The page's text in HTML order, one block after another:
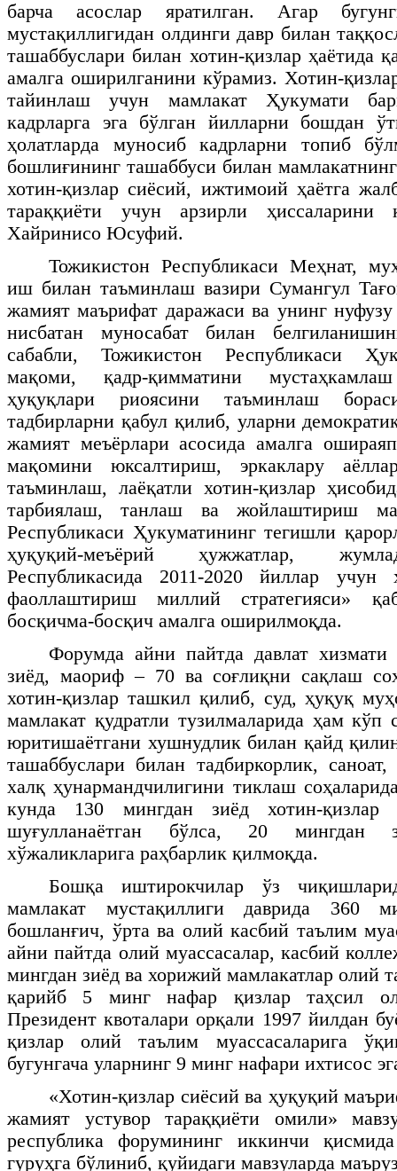
барча асослар яратилган. Агар
мустақиллигидан олдинги давр билан
ташаббуслари билан хотин-қизлар ҳаётида
амалга оширилганини кўрамиз. Хотин-
тайинлаш учун мамлакат Ҳукумати
кадрларга эга бўлган йилларни бошдан
ҳолатларда муносиб кадрларни топиб
бошлиғининг ташаббуси билан
хотин-қизлар сиёсий, ижтимоий ҳаётга
тараққиёти учун арзирли ҳиссаларини
Хайринисо Юсуфий.
Тожикистон Республикаси Меҳнат,
иш билан таъминлаш вазири Сумангул
жамият маърифат даражаси ва унинг
нисбатан муносабат билан
сабабли, Тожикистон Республикаси
мақоми, қадр-қимматини
ҳуқуқлари риоясини таъминлаш
тадбирларни қабул қилиб, уларни
жамият меъёрлари асосида амалга
мақомини юксалтириш, эркаклару
таъминлаш, лаёқатли хотин-қизлар
тарбиялаш, танлаш ва жойлаштириш
Республикаси Ҳукуматининг тегишли
ҳуқуқий-меъёрий ҳужжатлар,
Республикасида 2011-2020 йиллар учун
фаоллаштириш миллий стратегияси»
босқичма-босқич амалга оширилмоқда.
Форумда айни пайтда давлат хизмати
зиёд, маориф – 70 ва соғлиқни сақлаш
хотин-қизлар ташкил қилиб, суд, ҳуқуқ
мамлакат қудратли тузилмаларида ҳам кўп
юритишаётгани хушнудлик билан қайд
ташаббуслари билан тадбиркорлик,
халқ ҳунармандчилигини тиклаш
кунда 130 мингдан зиёд хотин-қизлар
шуғулланаётган бўлса, 20 мингдан
хўжаликларига раҳбарлик қилмоқда.
Бошқа иштирокчилар ўз
мамлакат мустақиллиги даврида 360
бошланғич, ўрта ва олий касбий таълим
айни пайтда олий муассасалар, касбий
мингдан зиёд ва хорижий мамлакатлар олий
қарийб 5 минг нафар қизлар таҳсил
Президент квоталари орқали 1997 йилдан
қизлар олий таълим муассасаларига
бугунгача уларнинг 9 минг нафари ихтисос
«Хотин-қизлар сиёсий ва ҳуқуқий
жамият устувор тараққиёти омили»
республика форумининг иккинчи
гуруҳга бўлиниб, қуйидаги мавзуларда